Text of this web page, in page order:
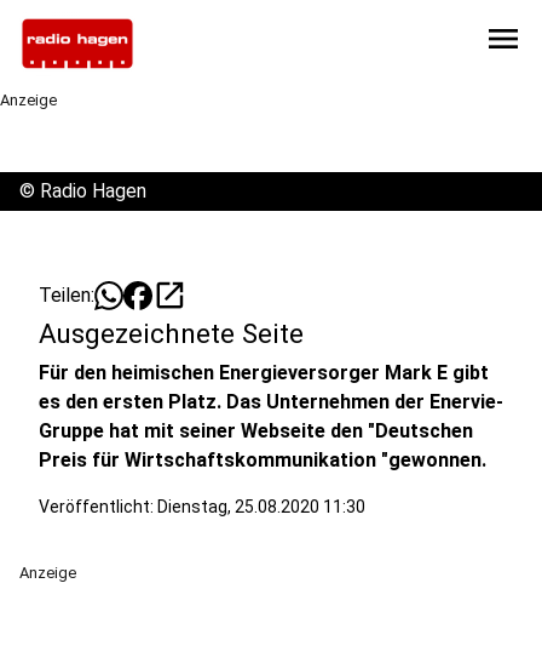
menu
Anzeige
© Radio Hagen
Teilen: open_in_new
Ausgezeichnete Seite
Für den heimischen Energieversorger Mark E gibt
es den ersten Platz. Das Unternehmen der Enervie-
Gruppe hat mit seiner Webseite den "Deutschen
Preis für Wirtschaftskommunikation "gewonnen.
Veröffentlicht: Dienstag, 25.08.2020 11:30
Anzeige